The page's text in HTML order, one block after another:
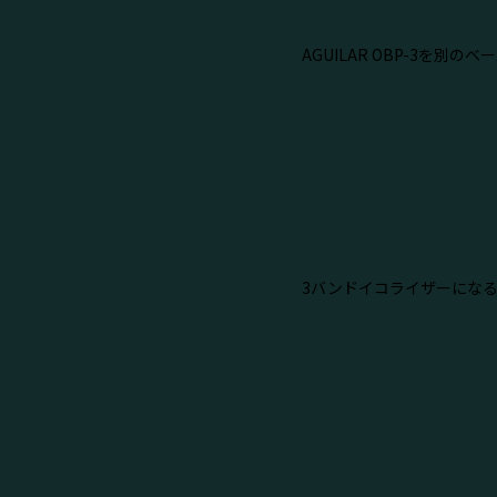
AGUILAR OBP-3を別のベ
3バンドイコライザーにな